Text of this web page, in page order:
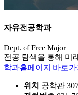
자유전공학과
Dept. of Free Major
전공 탐색을 통해 미
학과홈페이지 바로가
위치 공학관